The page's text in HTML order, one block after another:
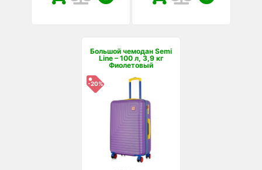
Большой чемодан Semi
Line – 100 л, 3,9 кг
Фиолетовый
-20%